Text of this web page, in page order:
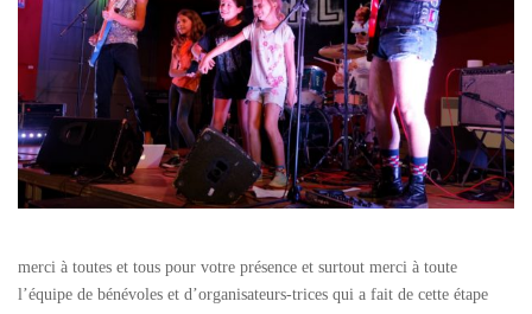
merci à toutes et tous pour votre présence et surtout merci à toute
l’équipe de bénévoles et d’organisateurs-trices qui a fait de cette étape